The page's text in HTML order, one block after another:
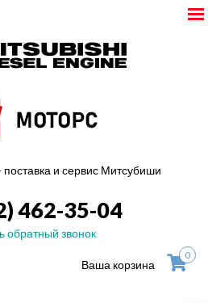
и сервис Митсубиши
462-35-04
обратный звонок
Ваша корзина
0